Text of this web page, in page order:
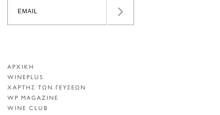
ΑΡΧΙΚΗ
WINEPLUS
ΧΑΡΤΗΣ ΤΩΝ ΓΕΥΣΕΩΝ
WP MAGAZINE
WINE CLUB